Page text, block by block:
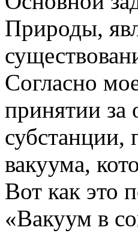
Природы,
Согласно
принятии за
вакуума,
Вот как это
«Вакуум в